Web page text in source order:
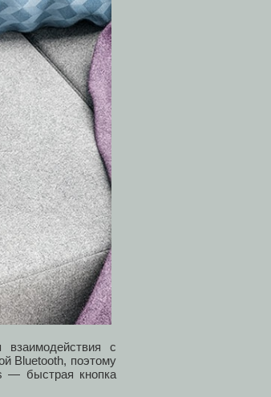
с
Bluetooth, поэтому
— быстрая кнопка